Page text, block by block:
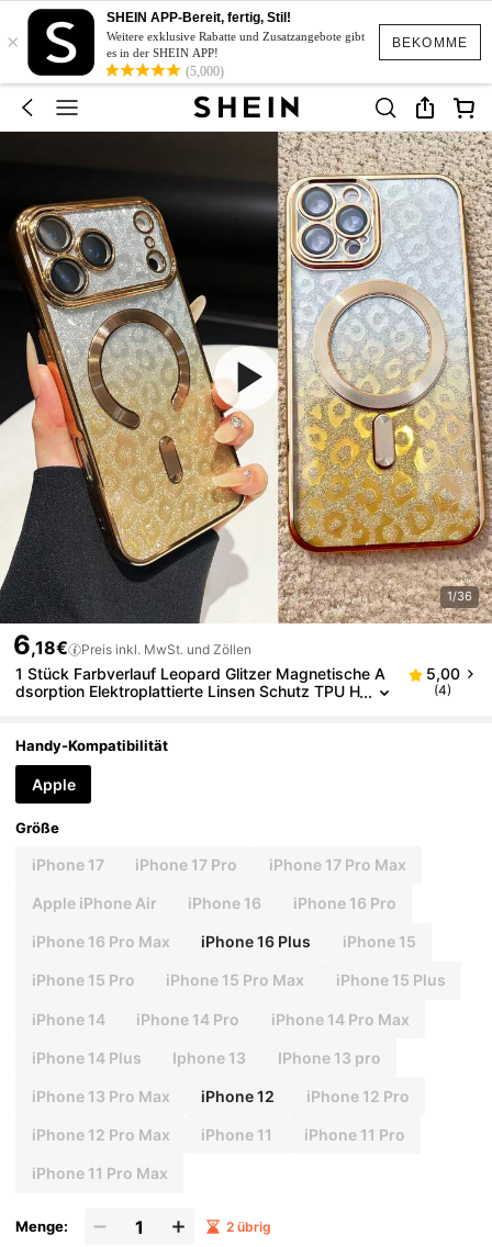
BEKOMME
×
SHEIN APP-Bereit, fertig, Stil!
Weitere exklusive Rabatte und Zusatzangebote gibt
es in der SHEIN APP!
(5,000)
1/36
6,18€ Preis inkl. MwSt. und Zöllen
1 Stück Farbverlauf Leopard Glitzer Magnetische A
dsorption Elektroplattierte Linsen Schutz TPU H
5,00
(4)
Handy-Kompatibilität
Apple
Größe
iPhone 17 iPhone 17 Pro iPhone 17 Pro Max
Apple iPhone Air iPhone 16 iPhone 16 Pro
iPhone 16 Pro Max iPhone 16 Plus iPhone 15
iPhone 15 Pro iPhone 15 Pro Max iPhone 15 Plus
iPhone 14 iPhone 14 Pro iPhone 14 Pro Max
iPhone 14 Plus Iphone 13 IPhone 13 pro
iPhone 13 Pro Max iPhone 12 iPhone 12 Pro
iPhone 12 Pro Max iPhone 11 iPhone 11 Pro
iPhone 11 Pro Max
Menge: 2 übrig